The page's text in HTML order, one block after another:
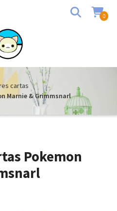
0
cartas
Marnie & Grimmsnarl
Pokemon